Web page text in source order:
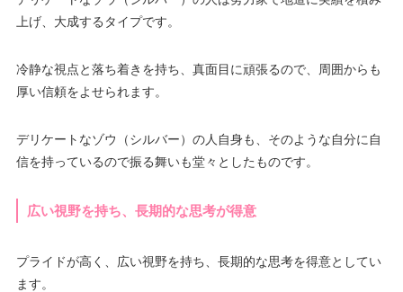
上げ、大成するタイプです。
冷静な視点と落ち着きを持ち、真面目に頑張るので、周囲からも
厚い信頼をよせられます。
デリケートなゾウ（シルバー）の人自身も、そのような自分に自
信を持っているので振る舞いも堂々としたものです。
広い視野を持ち、長期的な思考が得意
プライドが高く、広い視野を持ち、長期的な思考を得意としてい
ます。